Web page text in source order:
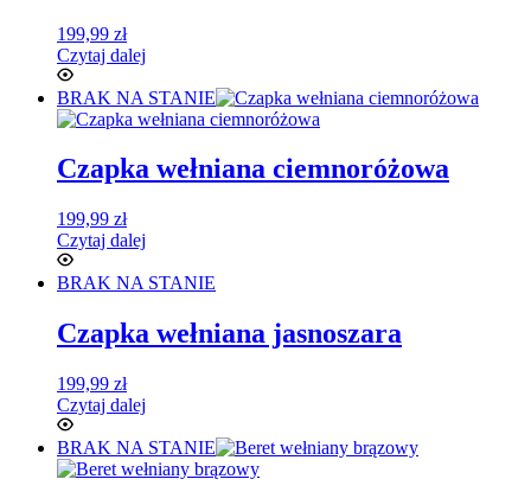
199,99 zł
Czytaj dalej
BRAK NA STANIE
Czapka wełniana ciemnoróżowa
199,99 zł
Czytaj dalej
BRAK NA STANIE
Czapka wełniana jasnoszara
199,99 zł
Czytaj dalej
BRAK NA STANIE